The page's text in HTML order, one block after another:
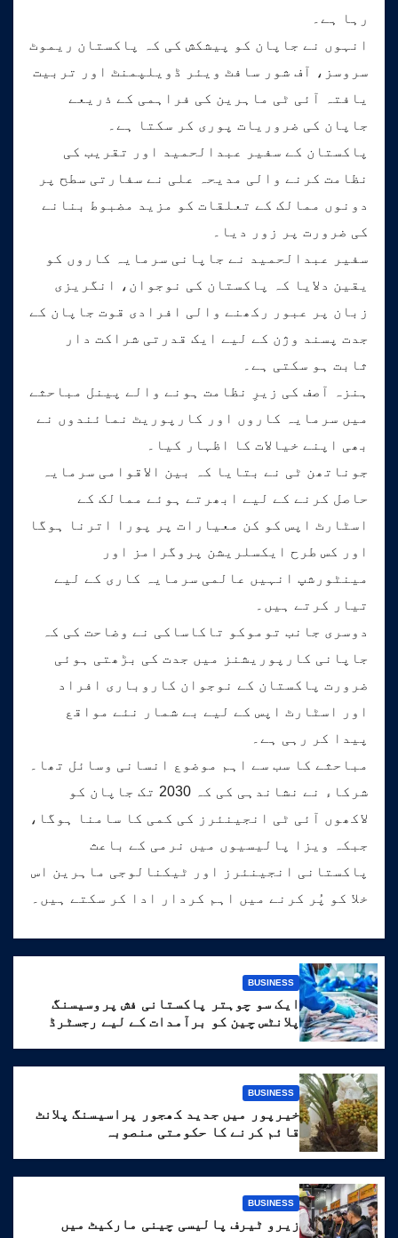
رہا ہے۔
انہوں نے جاپان کو پیشکش کی کہ پاکستان ریموٹ
سروسز، آف شور سافٹ ویئر ڈویلپمنٹ اور تربیت
یافتہ آئی ٹی ماہرین کی فراہمی کے ذریعے
جاپان کی ضروریات پوری کر سکتا ہے۔
پاکستان کے سفیر عبدالحمید اور تقریب کی
نظامت کرنے والی مدیحہ علی نے سفارتی سطح پر
دونوں ممالک کے تعلقات کو مزید مضبوط بنانے
کی ضرورت پر زور دیا۔
سفیر عبدالحمید نے جاپانی سرمایہ کاروں کو
یقین دلایا کہ پاکستان کی نوجوان، انگریزی
زبان پر عبور رکھنے والی افرادی قوت جاپان کے
جدت پسند وژن کے لیے ایک قدرتی شراکت دار
ثابت ہو سکتی ہے۔
ہنزہ آصف کی زیرِ نظامت ہونے والے پینل مباحثے
میں سرمایہ کاروں اور کارپوریٹ نمائندوں نے
بھی اپنے خیالات کا اظہار کیا۔
جوناتھن ٹی نے بتایا کہ بین الاقوامی سرمایہ
حاصل کرنے کے لیے ابھرتے ہوئے ممالک کے
اسٹارٹ اپس کو کن معیارات پر پورا اترنا ہوگا
اور کس طرح ایکسلریشن پروگرامز اور
مینٹورشپ انہیں عالمی سرمایہ کاری کے لیے
تیار کرتے ہیں۔
دوسری جانب توموکو تاکاساکی نے وضاحت کی کہ
جاپانی کارپوریشنز میں جدت کی بڑھتی ہوئی
ضرورت پاکستان کے نوجوان کاروباری افراد
اور اسٹارٹ اپس کے لیے بے شمار نئے مواقع
پیدا کر رہی ہے۔
مباحثے کا سب سے اہم موضوع انسانی وسائل تھا۔
شرکاء نے نشاندہی کی کہ 2030 تک جاپان کو
لاکھوں آئی ٹی انجینئرز کی کمی کا سامنا ہوگا،
جبکہ ویزا پالیسیوں میں نرمی کے باعث
پاکستانی انجینئرز اور ٹیکنالوجی ماہرین اس
خلا کو پُر کرنے میں اہم کردار ادا کر سکتے ہیں۔
BUSINESS
ایک سو چوہتر پاکستانی فش پروسیسنگ
پلانٹس چین کو برآمدات کے لیے رجسٹرڈ
BUSINESS
خیرپور میں جدید کھجور پراسیسنگ پلانٹ
قائم کرنے کا حکومتی منصوبہ
BUSINESS
زیرو ٹیرف پالیسی چینی مارکیٹ میں